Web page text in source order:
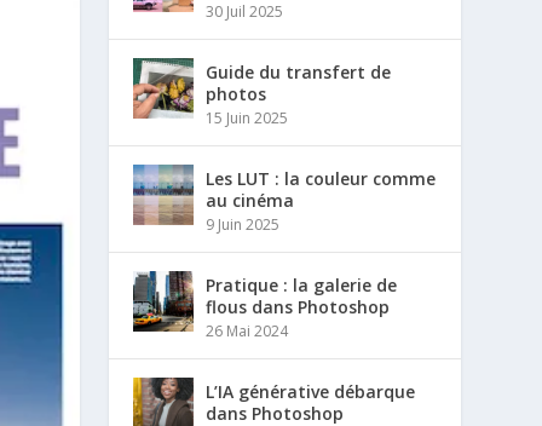
30 Juil 2025
Guide du transfert de
photos
15 Juin 2025
Les LUT : la couleur comme
au cinéma
9 Juin 2025
Pratique : la galerie de
flous dans Photoshop
26 Mai 2024
L’IA générative débarque
dans Photoshop